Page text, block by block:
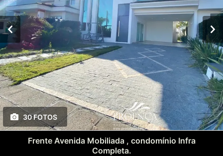
30 FOTOS
Frente Avenida Mobiliada , condomínio Infra
Completa.